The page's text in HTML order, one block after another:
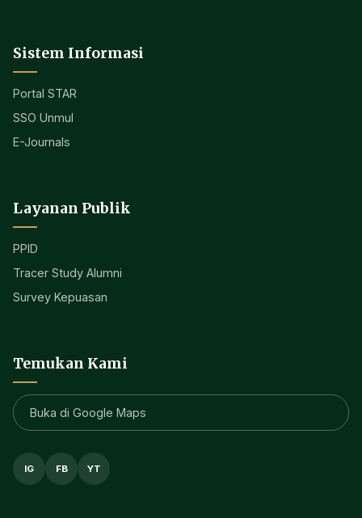
Sistem Informasi
Portal STAR
SSO Unmul
E-Journals
Layanan Publik
PPID
Tracer Study Alumni
Survey Kepuasan
Temukan Kami
Buka di Google Maps
IG FB YT